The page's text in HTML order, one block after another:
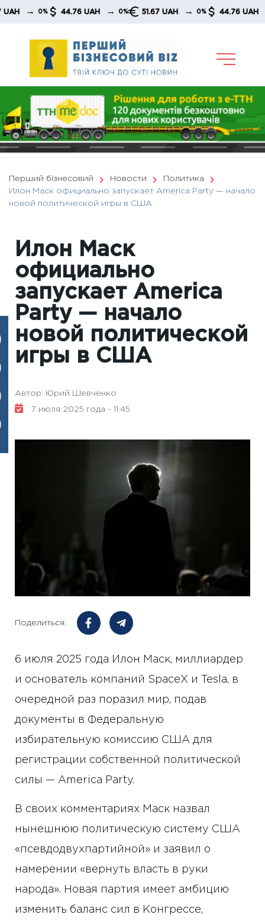
Skip
→ 0% 44.76 UAH → 0% 51.67 UAH → 0% 44.76 UAH → 0%
Перший бізнесовий Новости
Политика
Илон Маск официально запускает America Party — начало
новой политической игры в США
Илон Маск
официально
запускает America
Party — начало
новой политической
игры в США
Автор: Юрий Шевченко
7 июля 2025 года - 11:45
Поделиться:
6 июля 2025 года Илон Маск, миллиардер
и основатель компаний SpaceX и Tesla, в
очередной раз поразил мир, подав
документы в Федеральную
избирательную комиссию США для
регистрации собственной политической
силы — America Party.
В своих комментариях Маск назвал
нынешнюю политическую систему США
«псевдодвухпартийной» и заявил о
намерении «вернуть власть в руки
народа». Новая партия имеет амбицию
изменить баланс сил в Конгрессе,